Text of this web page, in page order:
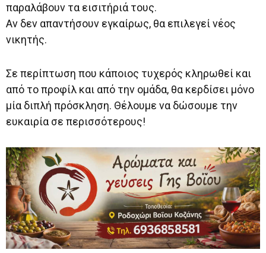
παραλάβουν τα εισιτήριά τους.
Αν δεν απαντήσουν εγκαίρως, θα επιλεγεί νέος
νικητής.
Σε περίπτωση που κάποιος τυχερός κληρωθεί και
από το προφίλ και από την ομάδα, θα κερδίσει μόνο
μία διπλή πρόσκληση. Θέλουμε να δώσουμε την
ευκαιρία σε περισσότερους!